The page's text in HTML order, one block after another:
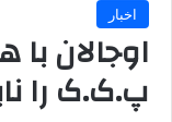
اخبار
اوجالان
پ.ک.ک را